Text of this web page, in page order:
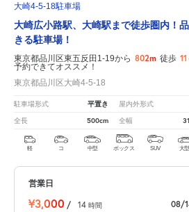
大崎4-5-18駐車場
大崎広小路駅、大崎駅まで徒歩圏内！
きる駐車場！
東京都品川区東五反田1-19から 802m 徒歩
予約できてオススメ！
東京都品川区大崎4-5-18
駐車場形式 平置き 屋内外形式
全長 500cm 全幅
軽 コ 中型 ボックス SUV 大
営業日
¥3,000 / 14 時間 08/